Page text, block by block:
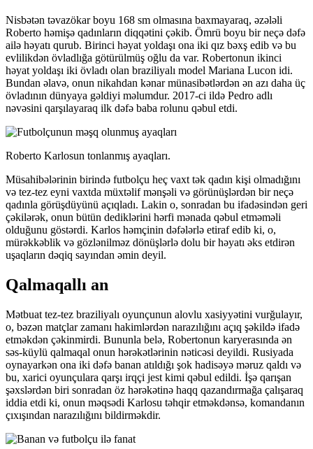
Nisbətən təvazökar boyu 168 sm olmasına baxmayaraq, əzələli
Roberto həmişə qadınların diqqətini çəkib. Ömrü boyu bir neçə dəfə
ailə həyatı qurub. Birinci həyat yoldaşı ona iki qız bəxş edib və bu
evlilikdən övladlığa götürülmüş oğlu da var. Robertonun ikinci
həyat yoldaşı iki övladı olan braziliyalı model Mariana Lucon idi.
Bundan əlavə, onun nikahdan kənar münasibətlərdən ən azı daha üç
övladının dünyaya gəldiyi məlumdur. 2017-ci ildə Pedro adlı
nəvəsini qarşılayaraq ilk dəfə baba rolunu qəbul etdi.
Roberto Karlosun tonlanmış ayaqları.
Müsahibələrinin birində futbolçu heç vaxt tək qadın kişi olmadığını
və tez-tez eyni vaxtda müxtəlif mənşəli və görünüşlərdən bir neçə
qadınla görüşdüyünü açıqladı. Lakin o, sonradan bu ifadəsindən geri
çəkilərək, onun bütün dediklərini hərfi mənada qəbul etməməli
olduğunu göstərdi. Karlos həmçinin dəfələrlə etiraf edib ki, o,
mürəkkəblik və gözlənilməz dönüşlərlə dolu bir həyatı əks etdirən
uşaqların dəqiq sayından əmin deyil.
Qalmaqallı an
Mətbuat tez-tez braziliyalı oyunçunun alovlu xasiyyətini vurğulayır,
o, bəzən matçlar zamanı hakimlərdən narazılığını açıq şəkildə ifadə
etməkdən çəkinmirdi. Bununla belə, Robertonun karyerasında ən
səs-küylü qalmaqal onun hərəkətlərinin nəticəsi deyildi. Rusiyada
oynayarkən ona iki dəfə banan atıldığı şok hadisəyə məruz qaldı və
bu, xarici oyunçulara qarşı irqçi jest kimi qəbul edildi. İşə qarışan
şəxslərdən biri sonradan öz hərəkətinə haqq qazandırmağa çalışaraq
iddia etdi ki, onun məqsədi Karlosu təhqir etməkdənsə, komandanın
çıxışından narazılığını bildirməkdir.